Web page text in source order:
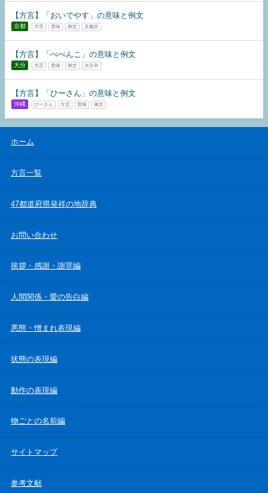
【方言】「おいでやす」の意味と例文
京都 方言 意味 例文 京都弁
【方言】「べべんこ」の意味と例文
大分 方言 意味 例文 大分弁
【方言】「ひーさん」の意味と例文
沖縄 ひーさん 方言 意味 例文
ホーム
方言一覧
47都道府県発祥の地辞典
お問い合わせ
挨拶・感謝・謝罪編
人間関係・愛の告白編
悪態・憎まれ表現編
状態の表現編
動作の表現編
物ごとの名前編
サイトマップ
参考文献